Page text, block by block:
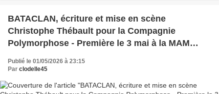
BATACLAN, écriture et mise en scène
Christophe Thébault pour la Compagnie
Polymorphose - Première le 3 mai à la MAM
Publié le 01/05/2026 à 23:15
Par clodelle45